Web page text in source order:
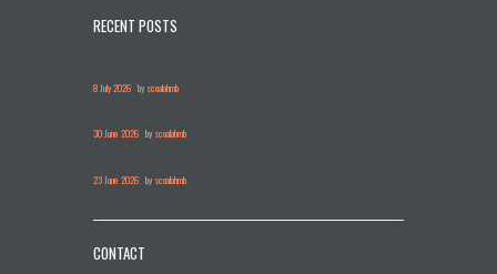
RECENT POSTS
8 July 2026 by scoalahmb
30 June 2026 by scoalahmb
23 June 2026 by scoalahmb
CONTACT